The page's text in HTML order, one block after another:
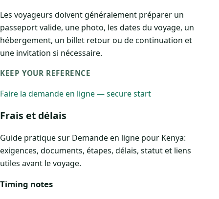
Les voyageurs doivent généralement préparer un
passeport valide, une photo, les dates du voyage, un
hébergement, un billet retour ou de continuation et
une invitation si nécessaire.
KEEP YOUR REFERENCE
Faire la demande en ligne — secure start
Frais et délais
Guide pratique sur Demande en ligne pour Kenya:
exigences, documents, étapes, délais, statut et liens
utiles avant le voyage.
Timing notes